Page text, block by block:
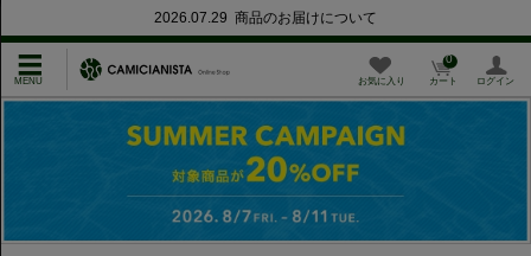
2026.07.29 商品のお届けについて
お気に入り カート
0
ログイン